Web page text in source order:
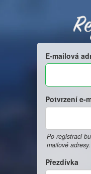
E-mailová
Potvrzení e-
Po registraci
mailové adresy.
Přezdívka